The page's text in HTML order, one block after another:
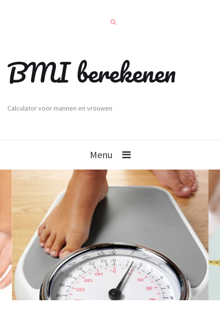
BMI berekenen
Calculator voor mannen en vrouwen
Menu